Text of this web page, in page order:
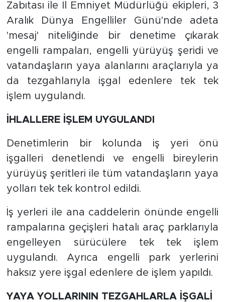
Zabıtası ile İl Emniyet Müdürlüğü ekipleri, 3
Aralık Dünya Engelliler Günü'nde adeta
'mesaj' niteliğinde bir denetime çıkarak
engelli rampaları, engelli yürüyüş şeridi ve
vatandaşların yaya alanlarını araçlarıyla ya
da tezgahlarıyla işgal edenlere tek tek
işlem uygulandı.
İHLALLERE İŞLEM UYGULANDI
Denetimlerin bir kolunda iş yeri önü
işgalleri denetlendi ve engelli bireylerin
yürüyüş şeritleri ile tüm vatandaşların yaya
yolları tek tek kontrol edildi.
İş yerleri ile ana caddelerin önünde engelli
rampalarına geçişleri hatalı araç parklarıyla
engelleyen sürücülere tek tek işlem
uygulandı. Ayrıca engelli park yerlerini
haksız yere işgal edenlere de işlem yapıldı.
YAYA YOLLARININ TEZGAHLARLA İŞGALİ